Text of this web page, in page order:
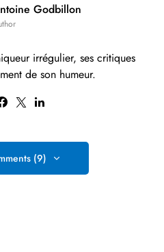
Godbillon
irrégulier, ses critiques
de son humeur.
(9)